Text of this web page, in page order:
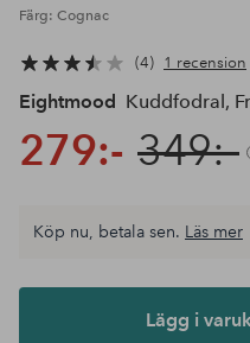
Färg: Cognac
4 1 recension
Eightmood Kuddfodral,
279:- 349:-
Lägg i
Köp nu, betala sen. Läs mer
Lägg i